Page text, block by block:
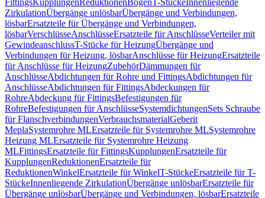
FittingsKupplungenReduktionenBögenT-StückeInnenliegende
ZirkulationÜbergänge unlösbarÜbergänge und Verbindungen,
lösbarErsatzteile für Übergänge und Verbindungen,
lösbarVerschlüsseAnschlüsseErsatzteile für AnschlüsseVerteiler mit
GewindeanschlussT-Stücke für HeizungÜbergänge und
Verbindungen für Heizung, lösbarAnschlüsse für HeizungErsatzteile
für Anschlüsse für HeizungZubehörDämmungen für
AnschlüsseAbdichtungen für Rohre und FittingsAbdichtungen für
AnschlüsseAbdichtungen für FittingsAbdeckungen für
RohreAbdeckung für FittingsBefestigungen für
RohreBefestigungen für AnschlüsseSystemdichtungenSets Schraube
für FlanschverbindungenVerbrauchsmaterialGeberit
MeplaSystemrohre MLErsatzteile für Systemrohre MLSystemrohre
Heizung MLErsatzteile für Systemrohre Heizung
MLFittingsErsatzteile für FittingsKupplungenErsatzteile für
KupplungenReduktionenErsatzteile für
ReduktionenWinkelErsatzteile für WinkelT-StückeErsatzteile für T-
StückeInnenliegende ZirkulationÜbergänge unlösbarErsatzteile für
Übergänge unlösbarÜbergänge und Verbindungen, lösbarErsatzteile